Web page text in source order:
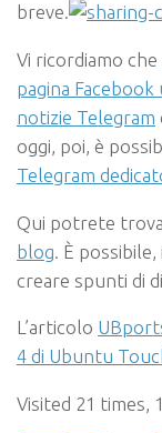
breve.
Vi ricordiamo
pagina
notizie Telegram
oggi, poi, è
Telegram
Qui potrete
blog . È
creare spunti di
L’articolo
4 di Ubuntu
Visited 21 times,